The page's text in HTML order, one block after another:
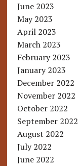
June 2023
May 2023
April 2023
March 2023
February 2023
January 2023
December 2022
November 2022
October 2022
September 2022
August 2022
July 2022
June 2022